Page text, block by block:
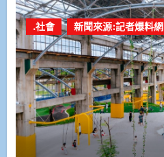
.社會 新聞來源:記者爆料網